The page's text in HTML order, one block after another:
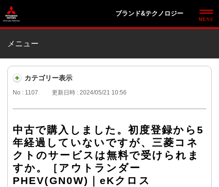
ブランド&テクノロジー
メニュー
カテゴリー表示
No : 1107 更新日時 : 2024/05/21 10:56
中古で購入しました。初度登録から5
年経過していないですが、三菱コネ
クトのサービスは無料で受けられま
すか。［アウトランダー
PHEV(GN0W)｜eKクロス